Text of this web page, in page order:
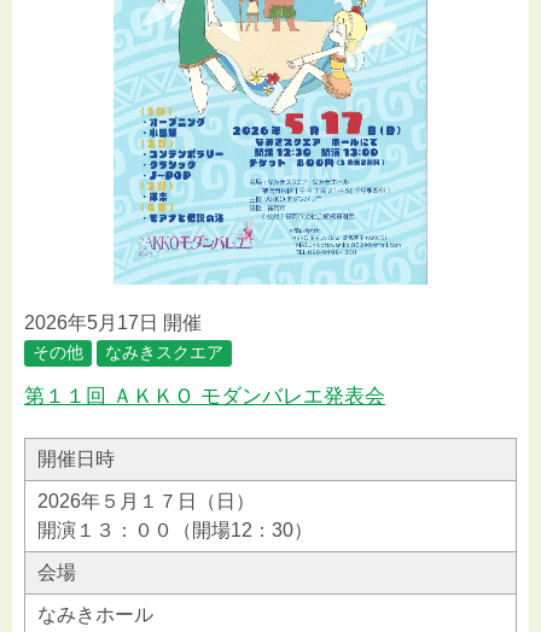
2026年5月17日 開催
その他 なみきスクエア
第１１回 ＡＫＫＯ モダンバレエ発表会
開催日時
2026年５月１７日（日）
開演１３：００（開場12：30）
会場
なみきホール